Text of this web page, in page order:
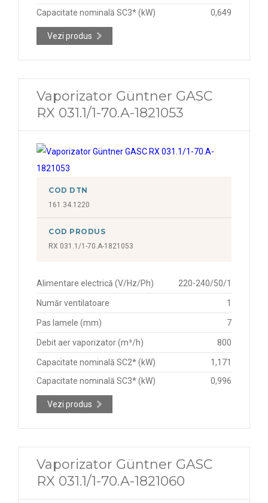
Capacitate nominală SC3* (kW)
0,649
Vezi produs
Vaporizator Güntner GASC
RX 031.1/1-70.A-1821053
COD DTN
161.34.1220
COD PRODUS
RX 031.1/1-70.A-1821053
Alimentare electrică (V/Hz/Ph) 220-240/50/1
Număr ventilatoare 1
Pas lamele (mm) 7
Debit aer vaporizator (m³/h) 800
Capacitate nominală SC2* (kW)
1,171
Capacitate nominală SC3* (kW)
0,996
Vezi produs
Vaporizator Güntner GASC
RX 031.1/1-70.A-1821060